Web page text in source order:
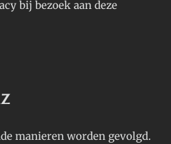
bij bezoek aan deze
manieren worden gevolgd.